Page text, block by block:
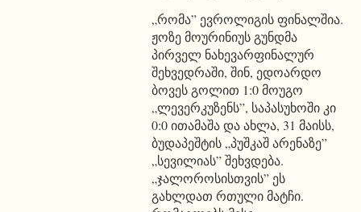
„რომა” ევროლიგის ფინალშია.
ჟოზე მოურინიუს გუნდმა
პირველ ნახევარფინალურ
შეხვედრაში, შინ, ედოარდო
ბოვეს გოლით 1:0 მოუგო
„ლევერკუზენს”, საპასუხოში კი
0:0 ითამაშა და ახლა, 31 მაისს,
ბუდაპეშტის „პუშკაშ არენაზე”
„სევილიას” შეხვდება.
„ჯალოროსისთვის” ეს
გახლდათ რთული მატჩი.